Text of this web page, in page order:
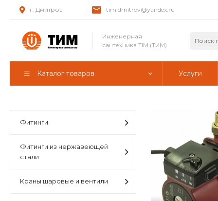
г. Дмитров tim.dmitrov@yandex.ru
Инженерная
сантехника TIM (ТИМ)
Каталог товаров Услуги
Фитинги
Фитинги из нержавеющей
стали
Краны шаровые и вентили